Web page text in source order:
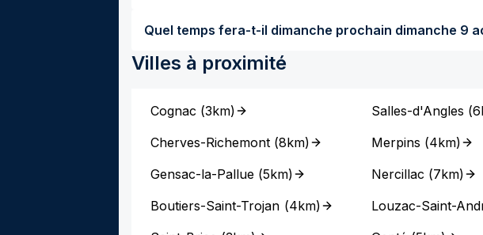
Quel
Villes à proximité
Cognac (3km)
Cherves-Richemont (8km)
Gensac-la-Pallue (5km)
Boutiers-Saint-Trojan (4km)
Salles-d'Angles (
Merpins (4km)
Nercillac (7km)
Louzac-Saint-